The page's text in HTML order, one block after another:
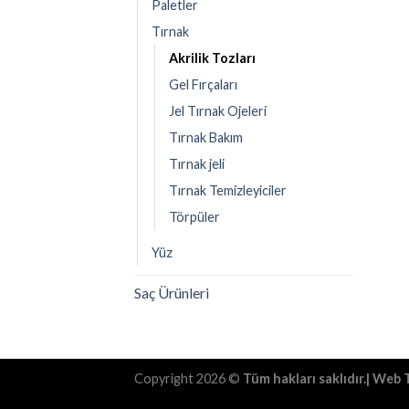
Paletler
Tırnak
Akrilik Tozları
Gel Fırçaları
Jel Tırnak Ojeleri
Tırnak Bakım
Tırnak jeli
Tırnak Temizleyiciler
Törpüler
Yüz
Saç Ürünleri
Copyright 2026 © Tüm hakları saklıdır.|